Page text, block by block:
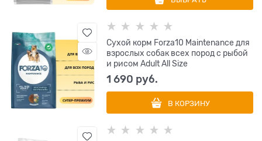
Сухой корм Forza10 Maintenance для
взрослых собак всех пород с рыбой
и рисом Adult All Size
1 690 руб.
В КОРЗИНУ